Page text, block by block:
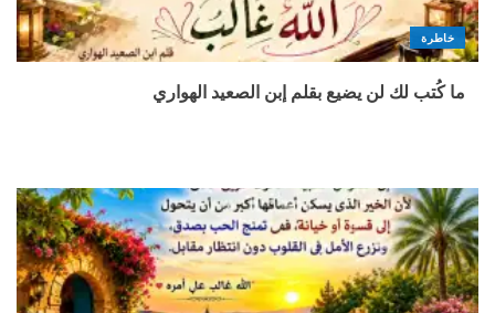
خاطرة
ما كُتب لك لن يضيع بقلم إبن الصعيد الهواري